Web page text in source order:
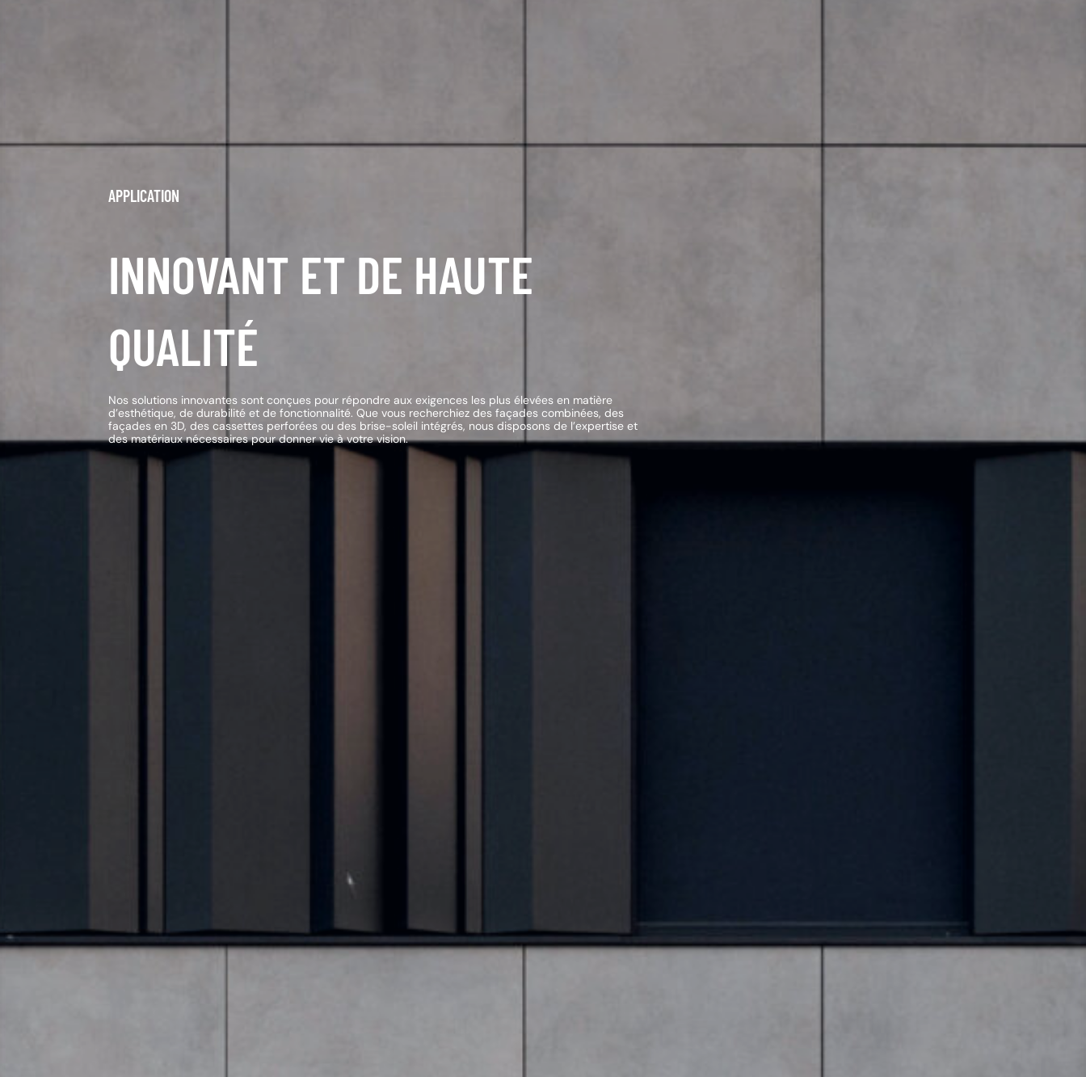
APPLICATION
INNOVANT ET DE HAUTE
QUALITÉ
Nos solutions innovantes sont conçues pour répondre aux exigences les plus élevées en matière
d’esthétique, de durabilité et de fonctionnalité. Que vous recherchiez des façades combinées, des
façades en 3D, des cassettes perforées ou des brise-soleil intégrés, nous disposons de l’expertise et
des matériaux nécessaires pour donner vie à votre vision.